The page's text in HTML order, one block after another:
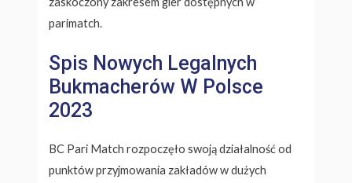
parimatch.
Spis Nowych Legalnych
Bukmacherów W Polsce
2023
BC Pari Match rozpoczęło swoją działalność od
punktów przyjmowania zakładów w dużych